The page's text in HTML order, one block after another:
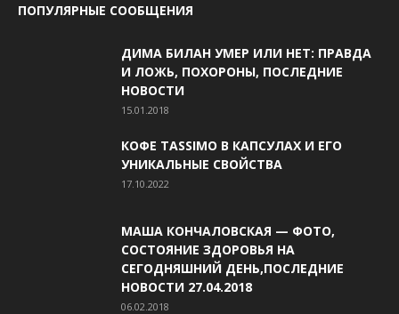
ПОПУЛЯРНЫЕ СООБЩЕНИЯ
ДИМА БИЛАН УМЕР ИЛИ НЕТ: ПРАВДА
И ЛОЖЬ, ПОХОРОНЫ, ПОСЛЕДНИЕ
НОВОСТИ
15.01.2018
КОФЕ TASSIMO В КАПСУЛАХ И ЕГО
УНИКАЛЬНЫЕ СВОЙСТВА
17.10.2022
МАША КОНЧАЛОВСКАЯ — ФОТО,
СОСТОЯНИЕ ЗДОРОВЬЯ НА
СЕГОДНЯШНИЙ ДЕНЬ,ПОСЛЕДНИЕ
НОВОСТИ 27.04.2018
06.02.2018